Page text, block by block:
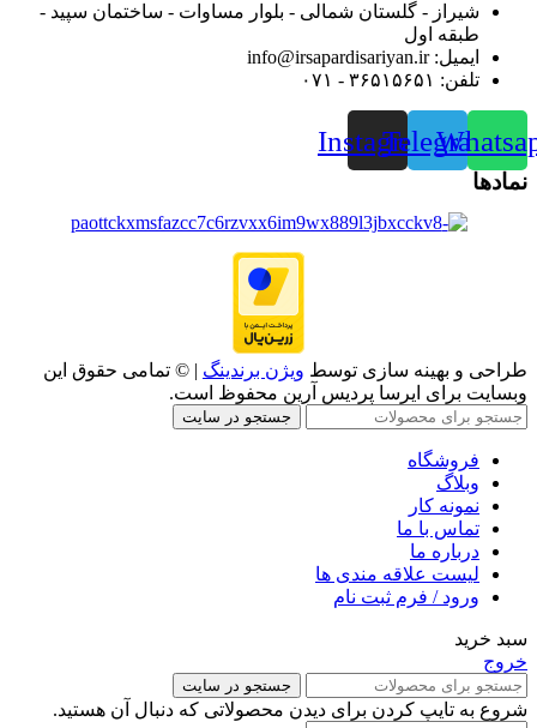
شیراز - گلستان شمالی - بلوار مساوات - ساختمان سپید -
طبقه اول
ایمیل: info@irsapardisariyan.ir
تلفن: ۳۶۵۱۵۶۵۱ - ۰۷۱
Telegram
Instagram
نمادها
طراحی و بهینه سازی توسط ویژن برندینگ | © تمامی حقوق این
وبسایت برای ایرسا پردیس آرین محفوظ است.
جستجو در سایت
فروشگاه
وبلاگ
نمونه کار
تماس با ما
درباره ما
لیست علاقه مندی ها
ورود / فرم ثبت نام
سبد خرید
خروج
جستجو در سایت
شروع به تایپ کردن برای دیدن محصولاتی که دنبال آن هستید.